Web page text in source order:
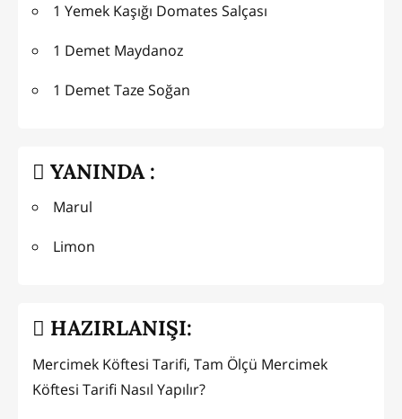
1 Yemek Kaşığı Domates Salçası
1 Demet Maydanoz
1 Demet Taze Soğan
YANINDA :
Marul
Limon
HAZIRLANIŞI:
Mercimek Köftesi Tarifi, Tam Ölçü Mercimek
Köftesi Tarifi Nasıl Yapılır?